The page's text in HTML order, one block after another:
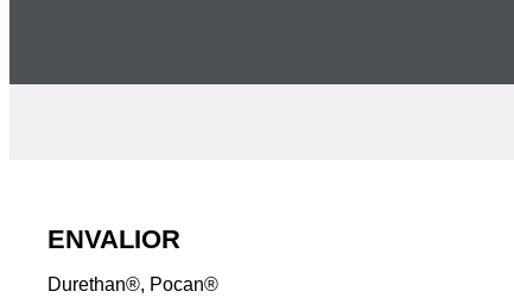
ENVALIOR
Durethan®, Pocan®